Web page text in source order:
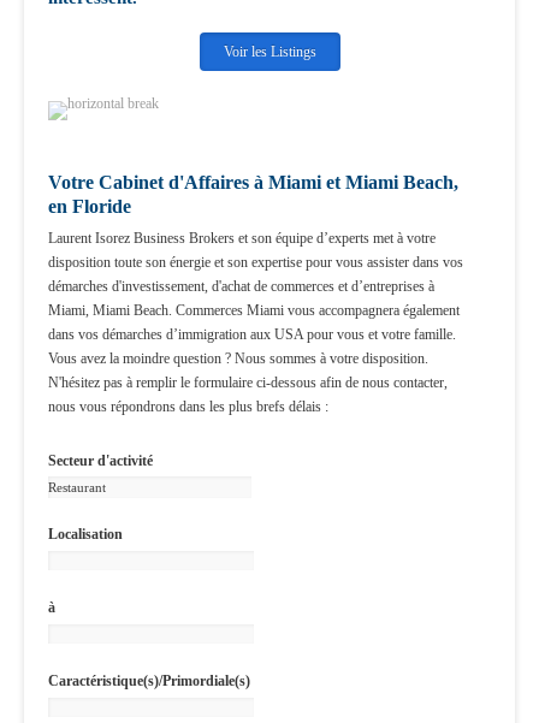
Voir les Listings
Votre Cabinet d'Affaires à Miami et Miami Beach,
en Floride
Laurent Isorez Business Brokers et son équipe d’experts met à votre
disposition toute son énergie et son expertise pour vous assister dans vos
démarches d'investissement, d'achat de commerces et d’entreprises à
Miami, Miami Beach. Commerces Miami vous accompagnera également
dans vos démarches d’immigration aux USA pour vous et votre famille.
Vous avez la moindre question ? Nous sommes à votre disposition.
N'hésitez pas à remplir le formulaire ci-dessous afin de nous contacter,
nous vous répondrons dans les plus brefs délais :
Secteur d'activité
Localisation
à
Caractéristique(s)/Primordiale(s)